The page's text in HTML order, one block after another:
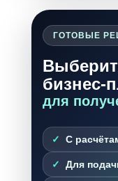
ГОТОВЫЕ
бизнес-
для
С
Для